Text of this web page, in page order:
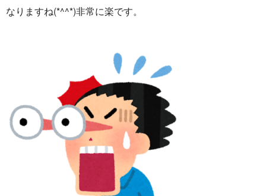
なりますね(*^^*)非常に楽です。